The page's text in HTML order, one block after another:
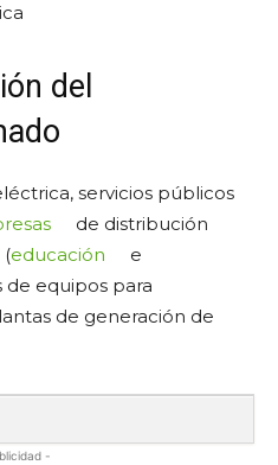
del
servicios públicos
de distribución
(educación
e
de equipos para
de generación de
-